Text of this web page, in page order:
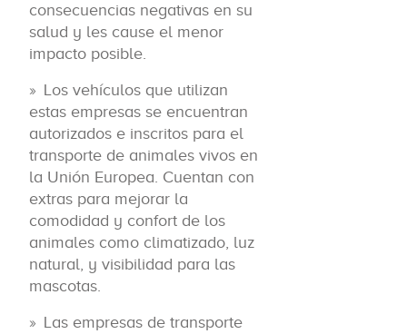
consecuencias negativas en su
salud y les cause el menor
impacto posible.
Los vehículos que utilizan
estas empresas se encuentran
autorizados e inscritos para el
transporte de animales vivos en
la Unión Europea. Cuentan con
extras para mejorar la
comodidad y confort de los
animales como climatizado, luz
natural, y visibilidad para las
mascotas.
Las empresas de transporte